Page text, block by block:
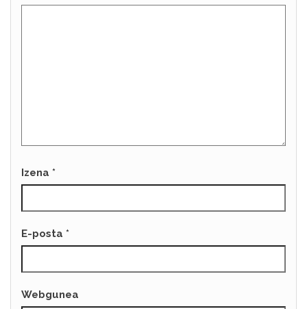
Izena *
E-posta *
Webgunea